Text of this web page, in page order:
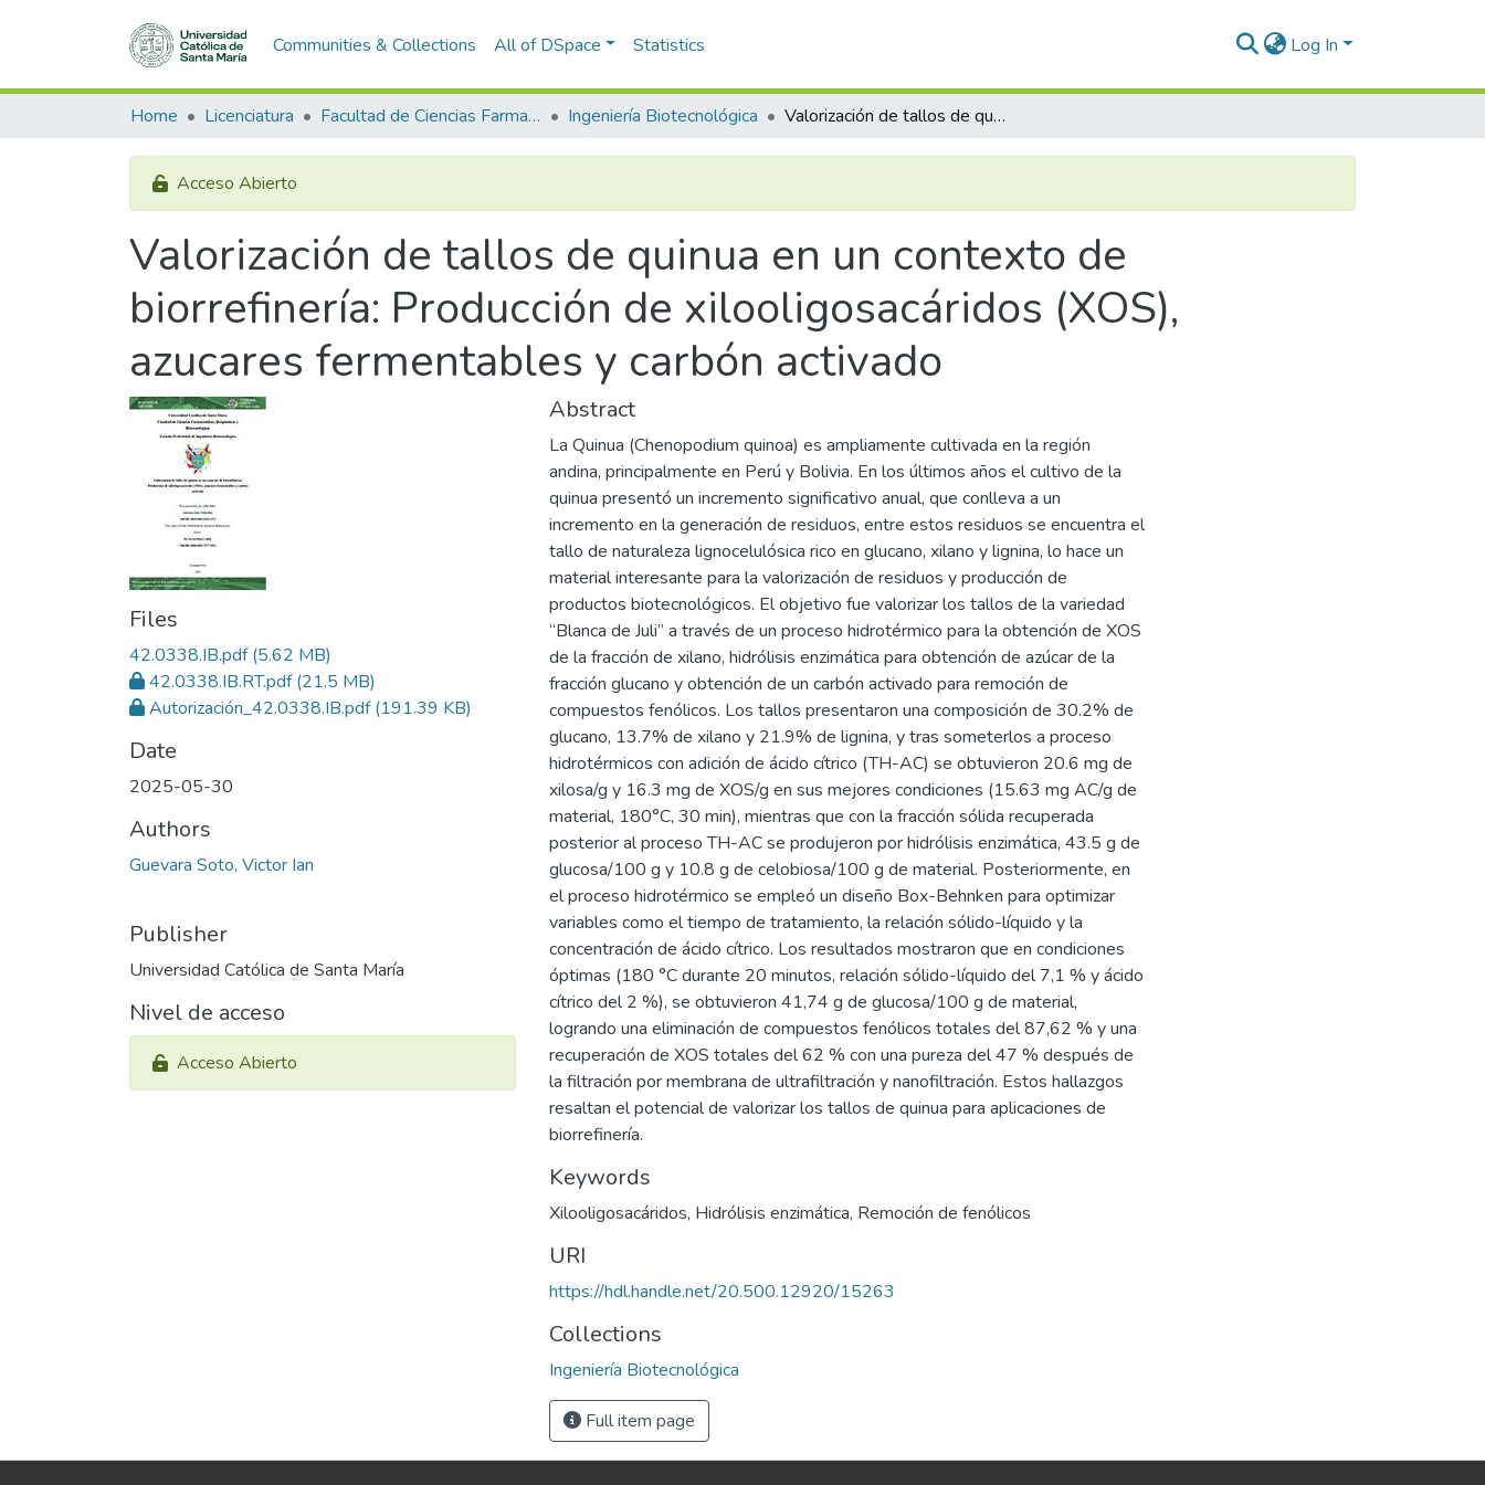
Communities & Collections All of DSpace Statistics Log In
Home Licenciatura Facultad de Ciencias Farmacéuticas, Bioquímicas y Biotecnológicas Ingeniería Biotecnológica Valorización de tallos de quinua en un contexto de biorrefinería: Producción de xilooligosacáridos (XOS), azucares fermentables y carbón activado
Acceso Abierto
Valorización de tallos de quinua en un contexto de
biorrefinería: Producción de xilooligosacáridos (XOS),
azucares fermentables y carbón activado
Files
42.0338.IB.pdf(5.62 MB)
42.0338.IB.RT.pdf(21.5 MB)
Autorización_42.0338.IB.pdf(191.39 KB)
Date
2025-05-30
Authors
Guevara Soto, Victor Ian
Publisher
Universidad Católica de Santa María
Nivel de acceso
Acceso Abierto
Abstract
La Quinua (Chenopodium quinoa) es ampliamente cultivada en la región
andina, principalmente en Perú y Bolivia. En los últimos años el cultivo de la
quinua presentó un incremento significativo anual, que conlleva a un
incremento en la generación de residuos, entre estos residuos se encuentra el
tallo de naturaleza lignocelulósica rico en glucano, xilano y lignina, lo hace un
material interesante para la valorización de residuos y producción de
productos biotecnológicos. El objetivo fue valorizar los tallos de la variedad
“Blanca de Juli” a través de un proceso hidrotérmico para la obtención de XOS
de la fracción de xilano, hidrólisis enzimática para obtención de azúcar de la
fracción glucano y obtención de un carbón activado para remoción de
compuestos fenólicos. Los tallos presentaron una composición de 30.2% de
glucano, 13.7% de xilano y 21.9% de lignina, y tras someterlos a proceso
hidrotérmicos con adición de ácido cítrico (TH-AC) se obtuvieron 20.6 mg de
xilosa/g y 16.3 mg de XOS/g en sus mejores condiciones (15.63 mg AC/g de
material, 180°C, 30 min), mientras que con la fracción sólida recuperada
posterior al proceso TH-AC se produjeron por hidrólisis enzimática, 43.5 g de
glucosa/100 g y 10.8 g de celobiosa/100 g de material. Posteriormente, en
el proceso hidrotérmico se empleó un diseño Box-Behnken para optimizar
variables como el tiempo de tratamiento, la relación sólido-líquido y la
concentración de ácido cítrico. Los resultados mostraron que en condiciones
óptimas (180 °C durante 20 minutos, relación sólido-líquido del 7,1 % y ácido
cítrico del 2 %), se obtuvieron 41,74 g de glucosa/100 g de material,
logrando una eliminación de compuestos fenólicos totales del 87,62 % y una
recuperación de XOS totales del 62 % con una pureza del 47 % después de
la filtración por membrana de ultrafiltración y nanofiltración. Estos hallazgos
resaltan el potencial de valorizar los tallos de quinua para aplicaciones de
biorrefinería.
Keywords
Xilooligosacáridos, Hidrólisis enzimática, Remoción de fenólicos
URI
https://hdl.handle.net/20.500.12920/15263
Collections
Ingeniería Biotecnológica
Full item page